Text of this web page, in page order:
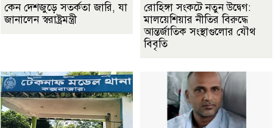
কেন দেশজুড়ে সতর্কতা জারি, যা
জানালেন স্বরাষ্ট্রমন্ত্রী
রোহিঙ্গা সংকটে নতুন উদ্বেগ:
মালয়েশিয়ার নীতির বিরুদ্ধে
আন্তর্জাতিক সংস্থাগুলোর যৌথ
বিবৃতি